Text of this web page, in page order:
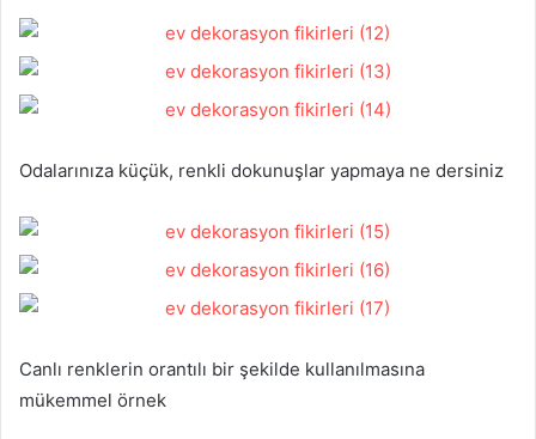
Odalarınıza küçük, renkli dokunuşlar yapmaya ne dersiniz
Canlı renklerin orantılı bir şekilde kullanılmasına
mükemmel örnek